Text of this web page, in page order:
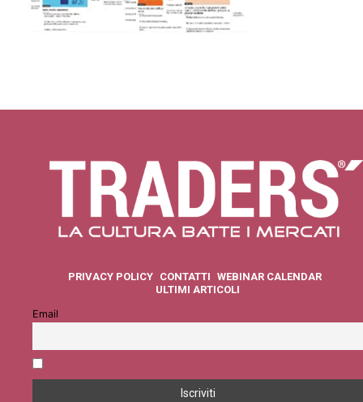
PRIVACY POLICY CONTATTI WEBINAR CALENDAR
ULTIMI ARTICOLI
Email